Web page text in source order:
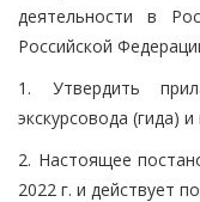
деятельности в
Российской
1. Утвердить
экскурсовода (гида)
2. Настоящее
2022 г. и действует